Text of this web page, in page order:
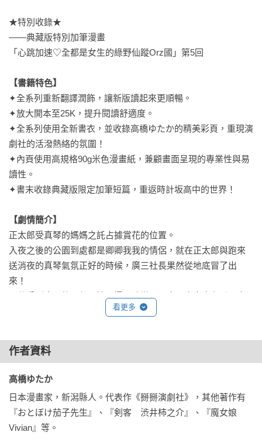
★特別收錄★
——典藏版特別加筆漫畫
「心跳加速♡全都是女生的綠野仙蹤Orz國」第5回
【書籍特色】
✦全系列重新翻譯潤飾，讓新版讀起來更順暢。
✦放大開本至25K，提升閱讀舒適度。
✦全系列使用全新書衣，並收錄高橋ゆたか的精美彩頁，重現演
劇社的活潑熱絡的氛圍！
✦內頁使用高規格90g米色漫畫紙，兼顧畫面呈現的專業性與易
讀性。
✦書末收錄典藏版限定加筆短篇，重返時計坂高中的世界！
【劇情簡介】
正太郎受真琴的媽媽之託占據賞花的位置。
入夜之後的公園到處都是卿卿我我的情侶，就在正太郎與跑來
送消夜的真琴氣氛正好的時候，廣三社長果然從地底冒了出
來！
即使受到廣三的百般阻撓，還是改變不了真琴愈來愈在乎正太
看更多
作者資料
高橋ゆたか
日本漫畫家，新潟縣人。代表作《掰掰演劇社》，其他著作有
『おとぼけ茄子先生』、『剣客　渋井柿之介』、『魔女娘
Vivian』等。